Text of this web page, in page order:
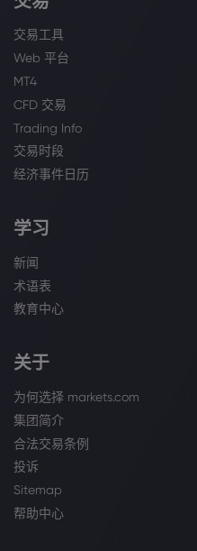
交易工具
Web 平台
MT4
CFD 交易
Trading Info
交易时段
经济事件日历
学习
新闻
术语表
教育中心
关于
为何选择 markets.com
集团简介
合法交易条例
投诉
Sitemap
帮助中心